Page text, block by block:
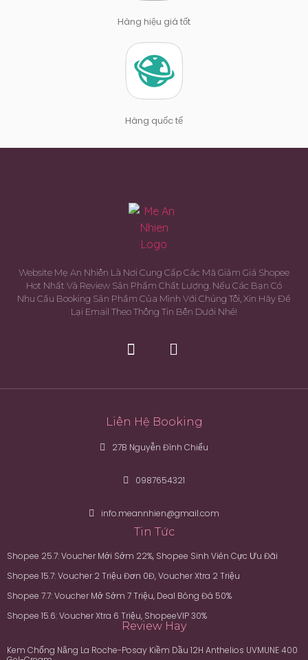
Hàng hiệu giá tốt
Hàng quốc tế
Website Mẹ An Nhiên Là Nơi Cung Cấp Các Mã Giảm Giá Shopee
Hot Nhất Và Review Sản Phẩm Chất Lượng. Nếu Các Bạn Có
Nhu Cầu Booking Sản Phẩm Của Mình Với Chúng Tôi, Xin Hãy Để
Lại Email Theo Thông Tin Bên Dưới Nhé!
Liên Hệ Booking
27B Nguyễn Đình Chiểu
0987654321
info.meannhien@gmail.com
Tin Tức
Shopee 25.7: Voucher Mới Sớm 22%, Shopee Sinh Viên Cực Ưu Đãi
Shopee 15.7: Voucher 2 Triệu Đơn 0Đ, Voucher Xtra 2 Triệu
Shopee 7.7: Voucher Mở Sớm 7 Triệu, Deal Bóng Đá 50%
Shopee 15.6: Voucher Xtra 6 Triệu, ShopeeVIP 30%
Review Hay
Kem Chống Nắng La Roche-Posay Kiềm Dầu 12H Anthelios UVMUNE 400